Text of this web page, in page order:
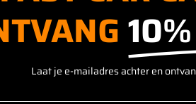
Laat je e-mailadres achter en